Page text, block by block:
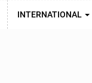
INTERNATIONAL